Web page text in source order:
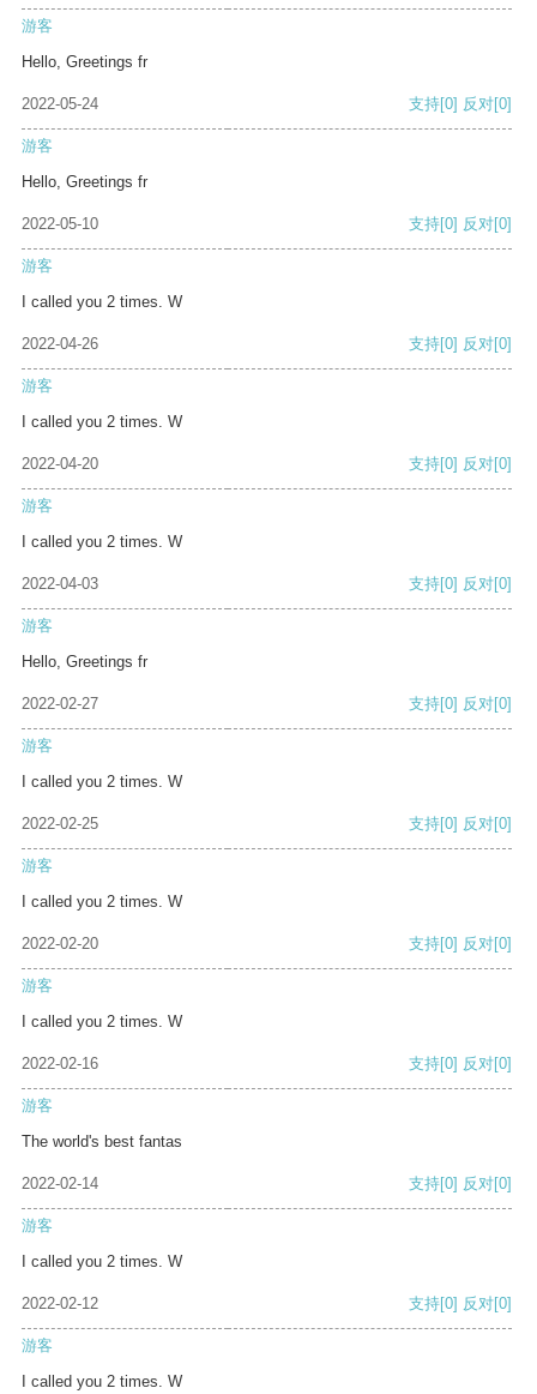
游客
Hello, Greetings fr
2022-05-24 支持[0] 反对[0]
游客
Hello, Greetings fr
2022-05-10 支持[0] 反对[0]
游客
I called you 2 times. W
2022-04-26 支持[0] 反对[0]
游客
I called you 2 times. W
2022-04-20 支持[0] 反对[0]
游客
I called you 2 times. W
2022-04-03 支持[0] 反对[0]
游客
Hello, Greetings fr
2022-02-27 支持[0] 反对[0]
游客
I called you 2 times. W
2022-02-25 支持[0] 反对[0]
游客
I called you 2 times. W
2022-02-20 支持[0] 反对[0]
游客
I called you 2 times. W
2022-02-16 支持[0] 反对[0]
游客
The world's best fantas
2022-02-14 支持[0] 反对[0]
游客
I called you 2 times. W
2022-02-12 支持[0] 反对[0]
游客
I called you 2 times. W